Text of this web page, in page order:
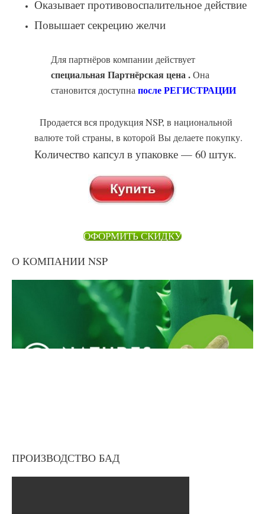
ОФОРМИТЬ СКИДКУ
О КОМПАНИИ NSP
ПРОИЗВОДСТВО БАД
Оказывает противовоспалительное действие
Повышает секрецию желчи
Для партнёров компании действует
специальнаяПартнёрская цена.Она
становится доступнапосле РЕГИСТРАЦИИ
Продается вся продукция NSP, в национальной
валюте той страны, в которой Вы делаете покупку.
Количество капсул в упаковке — 60 штук.